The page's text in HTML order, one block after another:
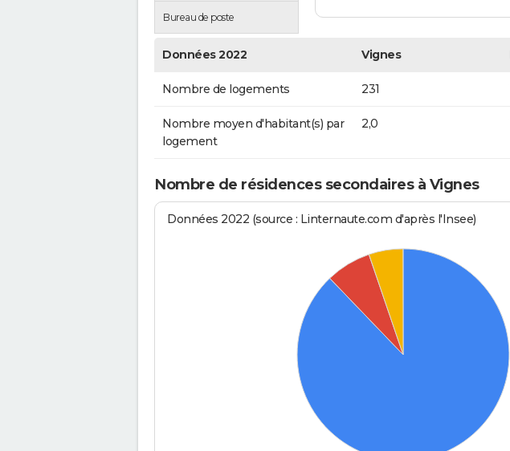
Bureau de poste
Données 2022 Vignes
Nombre de logements 231
Nombre moyen d'habitant(s) par
logement
2,0
Nombre de résidences secondaires à Vignes
Données 2022 (source : Linternaute.com d'après l'Insee)